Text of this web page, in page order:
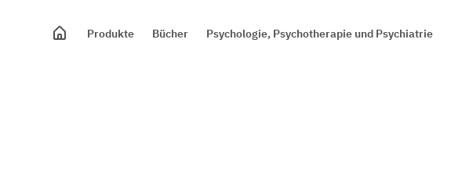
Produkte Bücher Psychologie, Psychotherapie und Psychiatrie